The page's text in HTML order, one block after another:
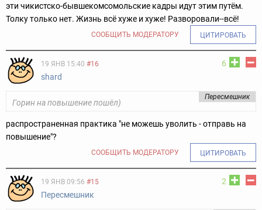
эти чикистско-бывшекомсомольские кадры идут этим путём.
Толку только нет. Жизнь всё хуже и хуже! Разворовали--всё!
СООБЩИТЬ МОДЕРАТОРУ ЦИТИРОВАТЬ
6
19 ЯНВ 15:40 #16
shard
Пересмешник
Горин на повышение пошёл)
распространенная практика "не можешь уволить - отправь на
повышение"?
СООБЩИТЬ МОДЕРАТОРУ ЦИТИРОВАТЬ
2
19 ЯНВ 09:56 #15
Пересмешник